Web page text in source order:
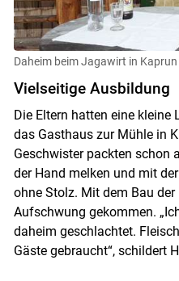
Daheim beim Jagawirt in Kaprun
Vielseitige Ausbildung
Die Eltern hatten eine
das Gasthaus zur Mühle in
Geschwister packten schon
der Hand melken und mit
ohne Stolz. Mit dem Bau der
Aufschwung gekommen.
daheim geschlachtet.
Gäste gebraucht“, schildert